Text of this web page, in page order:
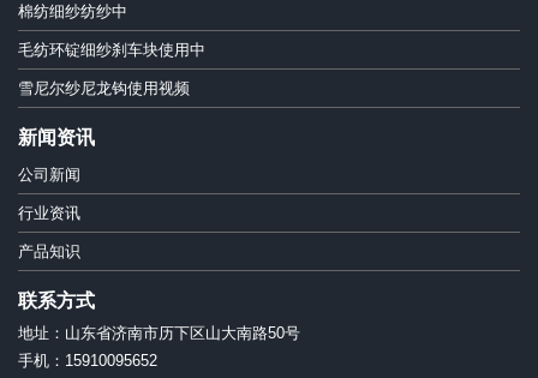
棉纺细纱纺纱中
毛纺环锭细纱刹车块使用中
雪尼尔纱尼龙钩使用视频
新闻资讯
公司新闻
行业资讯
产品知识
联系方式
地址：山东省济南市历下区山大南路50号
手机：15910095652